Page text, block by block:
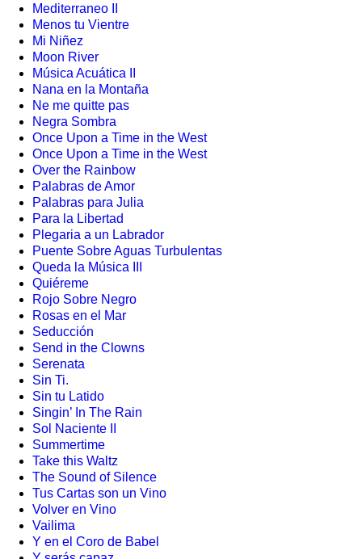
Mediterraneo II
Menos tu Vientre
Mi Niñez
Moon River
Música Acuática II
Nana en la Montaña
Ne me quitte pas
Negra Sombra
Once Upon a Time in the West
Once Upon a Time in the West
Over the Rainbow
Palabras de Amor
Palabras para Julia
Para la Libertad
Plegaria a un Labrador
Puente Sobre Aguas Turbulentas
Queda la Música III
Quiéreme
Rojo Sobre Negro
Rosas en el Mar
Seducción
Send in the Clowns
Serenata
Sin Ti.
Sin tu Latido
Singin’ In The Rain
Sol Naciente II
Summertime
Take this Waltz
The Sound of Silence
Tus Cartas son un Vino
Volver en Vino
Vailima
Y en el Coro de Babel